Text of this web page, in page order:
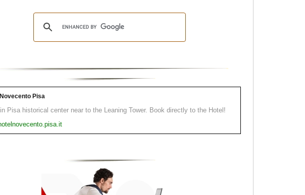
Pisa
Pisa historical center near to the Leaning Tower. Book directly to the Hotel!